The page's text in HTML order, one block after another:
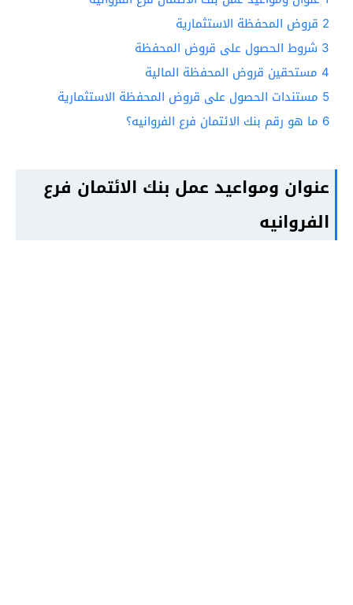
2 قروض المحفظة الاستثمارية
3 شروط الحصول على قروض المحفظة
4 مستحقين قروض المحفظة المالية
5 مستندات الحصول على قروض المحفظة الاستثمارية
6 ما هو رقم بنك الائتمان فرع الفروانيه؟
عنوان ومواعيد عمل بنك الائتمان فرع
الفروانيه